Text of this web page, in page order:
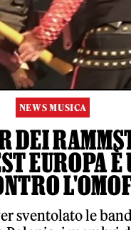
NEWS MUSICA
DEI
EUROPA È
sventolato le